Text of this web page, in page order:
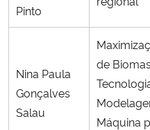
Pinto
Nina Paula
Gonçalves
Salau
de
Máquina